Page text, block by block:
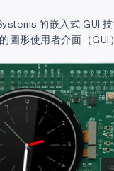
活動
訊息
合作成功亮點
為什麼選擇 Ambiq
什麼是邊緣 AI？
我們的
影像資
購買地
常見問
的嵌入式 GUI
圖形使用者介面（GUI